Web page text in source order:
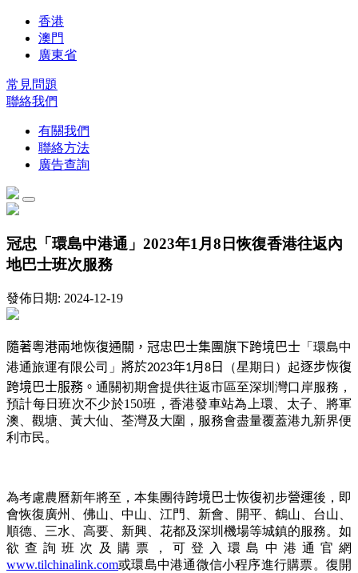
香港
澳門
廣東省
常見問題
聯絡我們
有關我們
聯絡方法
廣告查詢
冠忠「環島中港通」2023年1月8日恢復香港往返內
地巴士班次服務
發佈日期: 2024-12-19
隨著粵港兩地恢復通關，冠忠巴士集團旗下跨境巴士 「環島中
港通旅運有限公司 」 將於2023年1月 8 日 （星期日）起逐步恢復
跨境巴士服務。 通關初期會提供往返市區至深圳灣口岸服務，
預計每日班次不少於150班，香港發車站為上環、太子、將軍
澳、觀塘、黃大仙、荃灣及大圍，服務會盡量覆蓋港九新界便
利市民。
為考慮農曆新年將至，本集團待跨境巴士恢復初步營運後，即
會恢復廣州、佛山、中山、江門、新會、開平、鶴山、台山、
順德、三水、高要、新興、花都及深圳機場等城鎮的服務。如
欲查詢班次及購票，可登入環島中港通官網
www.tilchinalink.com或環島中港通微信小程序進行購票。 復開